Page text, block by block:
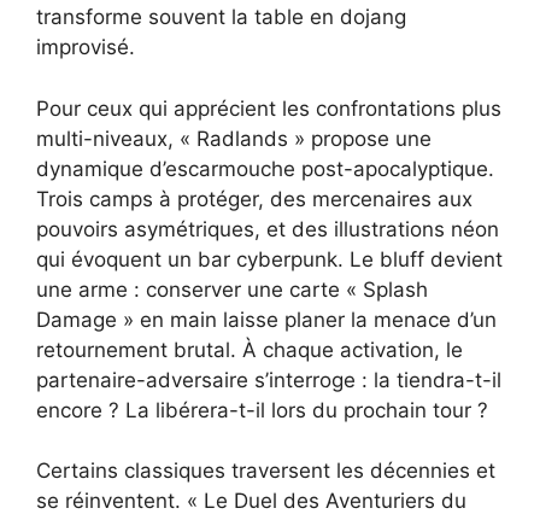
transforme souvent la table en dojang
improvisé.
Pour ceux qui apprécient les confrontations plus
multi-niveaux, « Radlands » propose une
dynamique d’escarmouche post-apocalyptique.
Trois camps à protéger, des mercenaires aux
pouvoirs asymétriques, et des illustrations néon
qui évoquent un bar cyberpunk. Le bluff devient
une arme : conserver une carte « Splash
Damage » en main laisse planer la menace d’un
retournement brutal. À chaque activation, le
partenaire-adversaire s’interroge : la tiendra-t-il
encore ? La libérera-t-il lors du prochain tour ?
Certains classiques traversent les décennies et
se réinventent. « Le Duel des Aventuriers du